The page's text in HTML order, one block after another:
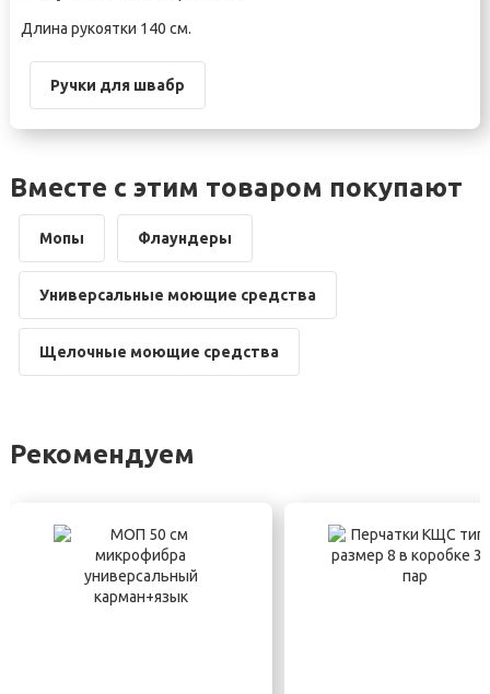
Длина рукоятки 140 см.
Ручки для швабр
Вместе с этим товаром покупают
Мопы Флаундеры
Универсальные моющие средства
Щелочные моющие средства
Рекомендуем